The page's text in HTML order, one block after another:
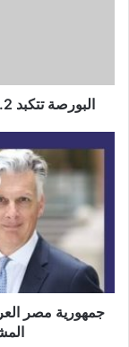
اليوم
البورصة تتكبد 20.2 مليار جنيه خسائر بختام تعاملات اليوم
العربية
المتحدة
أسس
التعاون
المشترك
لمواجهة
جمهورية مصر